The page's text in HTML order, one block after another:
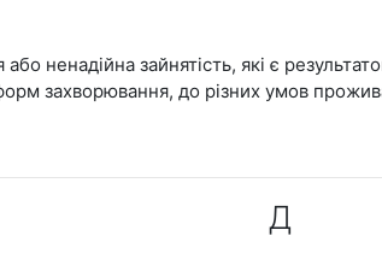
ненадійна зайнятість, які є
захворювання, до різних умов
Д